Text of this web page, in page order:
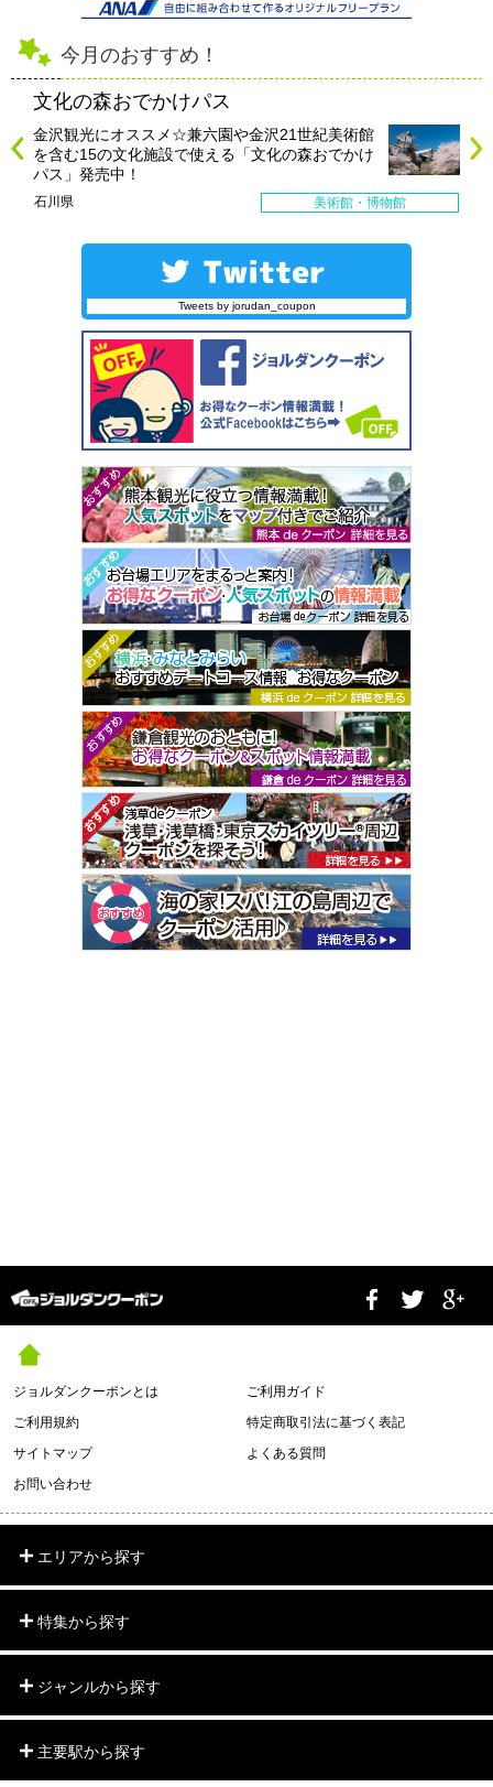
今月のおすすめ！
文化の森おでかけパス
金沢観光にオススメ☆兼六園や金沢21世紀美術館
を含む15の文化施設で使える「文化の森おでかけ
パス」発売中！
石川県 美術館・博物館
Tweets by jorudan_coupon
ジョルダンクーポンとは
ご利用ガイド
ご利用規約
特定商取引法に基づく表記
サイトマップ
よくある質問
お問い合わせ
エリアから探す
特集から探す
ジャンルから探す
主要駅から探す